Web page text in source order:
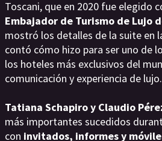
Toscani, que en 2020 fue elegido
Embajador de Turismo de Lujo
mostró los detalles de la suite en
contó cómo hizo para ser uno de
los hoteles más exclusivos del
comunicación y experiencia de lujo.
Tatiana Schapiro y Claudio
más importantes sucedidos
con invitados, informes y